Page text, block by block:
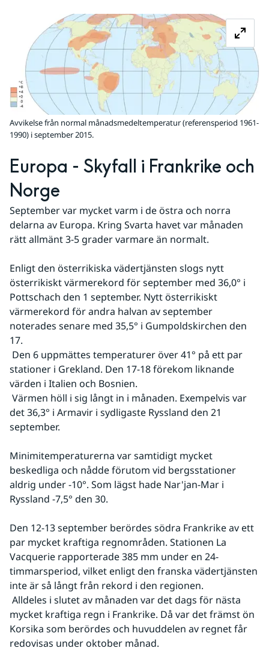
Avvikelse från normal månadsmedeltemperatur (referensperiod 1961-
1990) i september 2015.
Europa - Skyfall i Frankrike och
Norge
September var mycket varm i de östra och norra
delarna av Europa. Kring Svarta havet var månaden
rätt allmänt 3-5 grader varmare än normalt.
Enligt den österrikiska vädertjänsten slogs nytt
österrikiskt värmerekord för september med 36,0° i
Pottschach den 1 september. Nytt österrikiskt
värmerekord för andra halvan av september
noterades senare med 35,5° i Gumpoldskirchen den
17.
stationer i Grekland. Den 17-18 förekom liknande
värden i Italien och Bosnien.
det 36,3° i Armavir i sydligaste Ryssland den 21
september.
Minimitemperaturerna var samtidigt mycket
beskedliga och nådde förutom vid bergsstationer
aldrig under -10°. Som lägst hade Nar'jan-Mar i
Ryssland -7,5° den 30.
Den 12-13 september berördes södra Frankrike av ett
par mycket kraftiga regnområden. Stationen La
Vacquerie rapporterade 385 mm under en 24-
timmarsperiod, vilket enligt den franska vädertjänsten
inte är så långt från rekord i den regionen.
mycket kraftiga regn i Frankrike. Då var det främst ön
Korsika som berördes och huvuddelen av regnet får
redovisas under oktober månad.